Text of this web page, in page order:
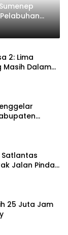
2: Lima
Masih Dalam
Satlantas
Jalan Pindah
25 Juta Jam